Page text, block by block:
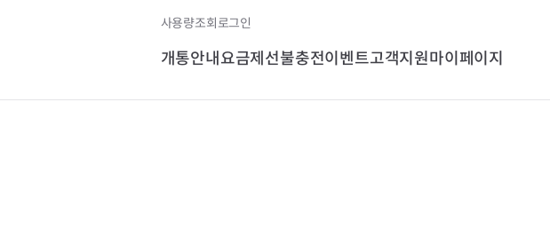
사용량조회로그인
개통안내 요금제 선불충전이벤트고객지원마이페이지